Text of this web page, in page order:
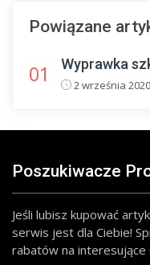
Powiązane
01 Wyprawka
2 września 2020
Poszukiwacze
Jeśli lubisz kupować
serwis jest dla Ciebie!
rabatów na interesujące